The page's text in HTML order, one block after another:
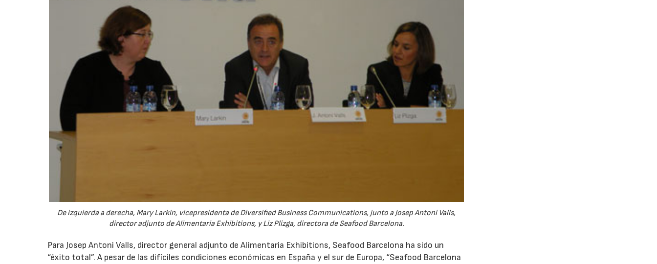
De izquierda a derecha, Mary Larkin, vicepresidenta de Diversified Business Communications, junto a Josep Antoni Valls,
director adjunto de Alimentaria Exhibitions, y Liz Plizga, directora de Seafood Barcelona.
Para Josep Antoni Valls, director general adjunto de Alimentaria Exhibitions, Seafood Barcelona ha sido un
“éxito total”. A pesar de las difíciles condiciones económicas en España y el sur de Europa, “Seafood Barcelona